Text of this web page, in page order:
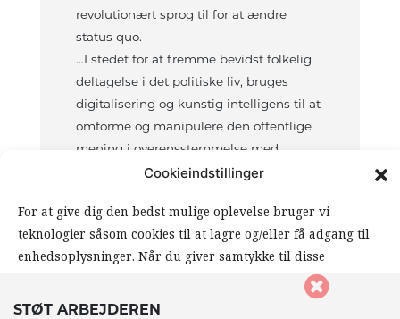
Cookieindstillinger
For at give dig den bedst mulige oplevelse bruger vi
teknologier såsom cookies til at lagre og/eller få adgang til
enhedsoplysninger. Når du giver samtykke til disse
teknologier, giver du os mulighed for at behandle data såsom
din browseradfærd eller unikke ID’er på dette website. Hvis
revolutionært sprog til for at ændre
status quo.
…I stedet for at fremme bevidst folkelig
deltagelse i det politiske liv, bruges
digitalisering og kunstig intelligens til at
omforme og manipulere den offentlige
mening i overensstemmelse med
herskende klassers interesser.
europæere/ danskere støtter Nato´s krig
i Ukraine?
STØT ARBEJDEREN